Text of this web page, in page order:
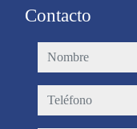
Contacto
nombre
teléfono